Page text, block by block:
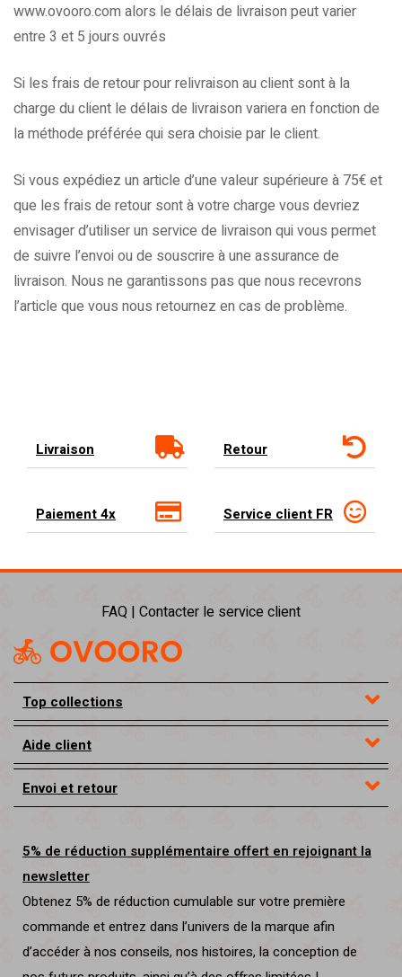
www.ovooro.com alors le délais de livraison peut varier
entre 3 et 5 jours ouvrés
Si les frais de retour pour relivraison au client sont à la
charge du client le délais de livraison variera en fonction de
la méthode préférée qui sera choisie par le client.
Si vous expédiez un article d’une valeur supérieure à 75€ et
que les frais de retour sont à votre charge vous devriez
envisager d’utiliser un service de livraison qui vous permet
de suivre l’envoi ou de souscrire à une assurance de
livraison. Nous ne garantissons pas que nous recevrons
l’article que vous nous retournez en cas de problème.
Livraison Retour
Paiement 4x Service client FR
FAQ | Contacter le service client
Top collections
Aide client
Envoi et retour
5% de réduction supplémentaire offert en rejoignant la
newsletter
Obtenez 5% de réduction cumulable sur votre première
commande et entrez dans l’univers de la marque afin
d’accéder à nos conseils, nos histoires, la conception de